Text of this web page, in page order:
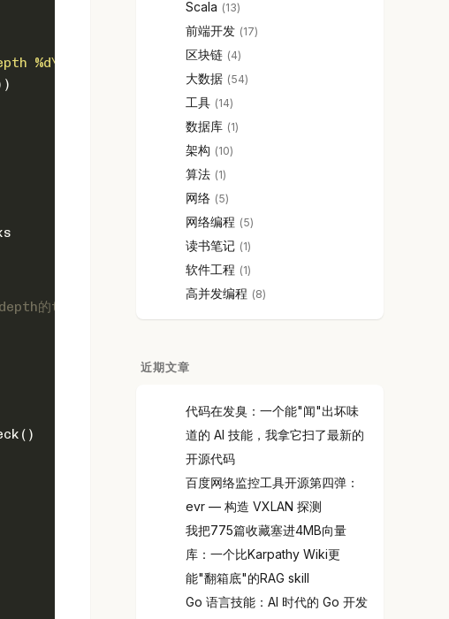
%d\t check: %d"
的tree的check
Scala 13
前端开发 17
区块链 4
大数据 54
工具 14
数据库 1
架构 10
算法 1
网络 5
网络编程 5
读书笔记 1
软件工程 1
高并发编程 8
近期文章
代码在发臭：一个能"闻"出坏味
道的 AI 技能，我拿它扫了最新的
开源代码
百度网络监控工具开源第四弹：
evr — 构造 VXLAN 探测
我把775篇收藏塞进4MB向量
库：一个比Karpathy Wiki更
能"翻箱底"的RAG skill
Go 语言技能：AI 时代的 Go 开发